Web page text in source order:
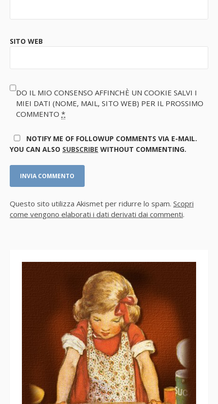
SITO WEB
DO IL MIO CONSENSO AFFINCHÈ UN COOKIE SALVI I
MIEI DATI (NOME, MAIL, SITO WEB) PER IL PROSSIMO
COMMENTO *
NOTIFY ME OF FOLLOWUP COMMENTS VIA E-MAIL.
YOU CAN ALSO SUBSCRIBE WITHOUT COMMENTING.
Questo sito utilizza Akismet per ridurre lo spam. Scopri
come vengono elaborati i dati derivati dai commenti.